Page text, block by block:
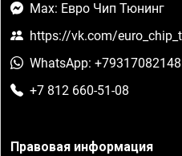
Max: Евро Чип Тюнинг
https://vk.com/
WhatsApp: +79317082148
+7 812 660-51-08
Правовая информация